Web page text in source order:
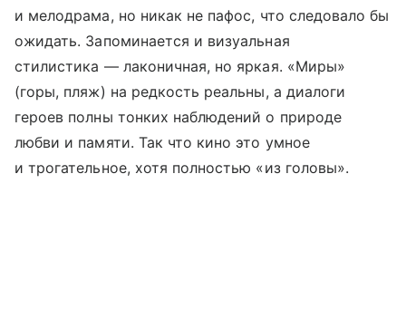
и мелодрама, но никак не пафос, что следовало бы
ожидать. Запоминается и визуальная
стилистика — лаконичная, но яркая. «Миры»
(горы, пляж) на редкость реальны, а диалоги
героев полны тонких наблюдений о природе
любви и памяти. Так что кино это умное
и трогательное, хотя полностью «из головы».